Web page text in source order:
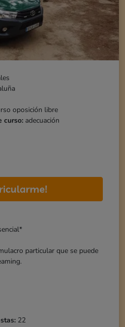
oposición libre
curso: adecuación
particular que se puede
22